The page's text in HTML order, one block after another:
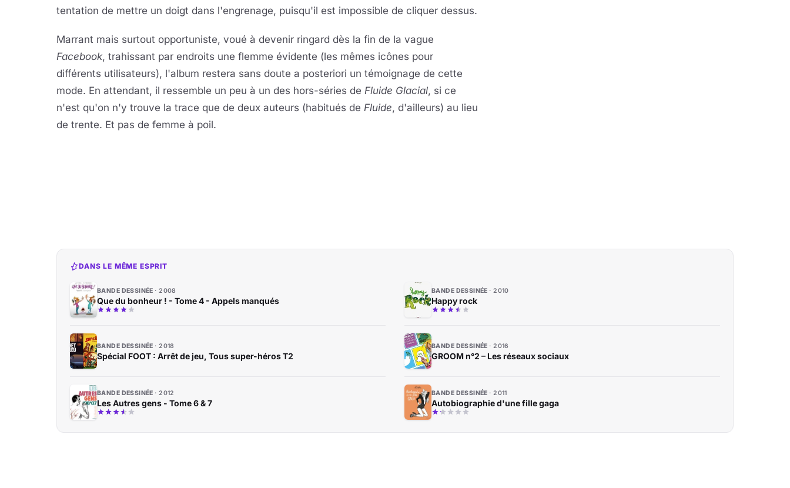
tentation de mettre un doigt dans l'engrenage, puisqu'il est impossible de cliquer dessus.
Marrant mais surtout opportuniste, voué à devenir ringard dès la fin de la vague
Facebook, trahissant par endroits une flemme évidente (les mêmes icônes pour
différents utilisateurs), l'album restera sans doute a posteriori un témoignage de cette
mode. En attendant, il ressemble un peu à un des hors-séries de Fluide Glacial, si ce
n'est qu'on n'y trouve la trace que de deux auteurs (habitués de Fluide, d'ailleurs) au lieu
de trente. Et pas de femme à poil.
DANS LE MÊME ESPRIT
BANDE DESSINÉE 2008
Que du bonheur ! - Tome 4 - Appels manqués
BANDE DESSINÉE 2010
Happy rock
BANDE DESSINÉE 2018
Spécial FOOT : Arrêt de jeu, Tous super-héros T2
BANDE DESSINÉE 2016
GROOM n°2 – Les réseaux sociaux
BANDE DESSINÉE 2012
Les Autres gens - Tome 6 & 7
BANDE DESSINÉE 2011
Autobiographie d'une fille gaga